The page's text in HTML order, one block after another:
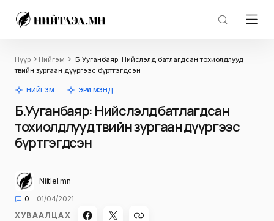
Нүүр Нийгэм
Б.Ууганбаяр: Нийслэлд батлагдсан тохиолдлууд
төвийн зургаан дүүргээс бүртгэгдсэн
НИЙГЭМ ЭРҮҮЛ МЭНД
Б.Ууганбаяр: Нийслэлд батлагдсан
тохиолдлууд төвийн зургаан дүүргээс
бүртгэгдсэн
Niitlel.mn
0
01/04/2021
ХУВААЛЦАХ